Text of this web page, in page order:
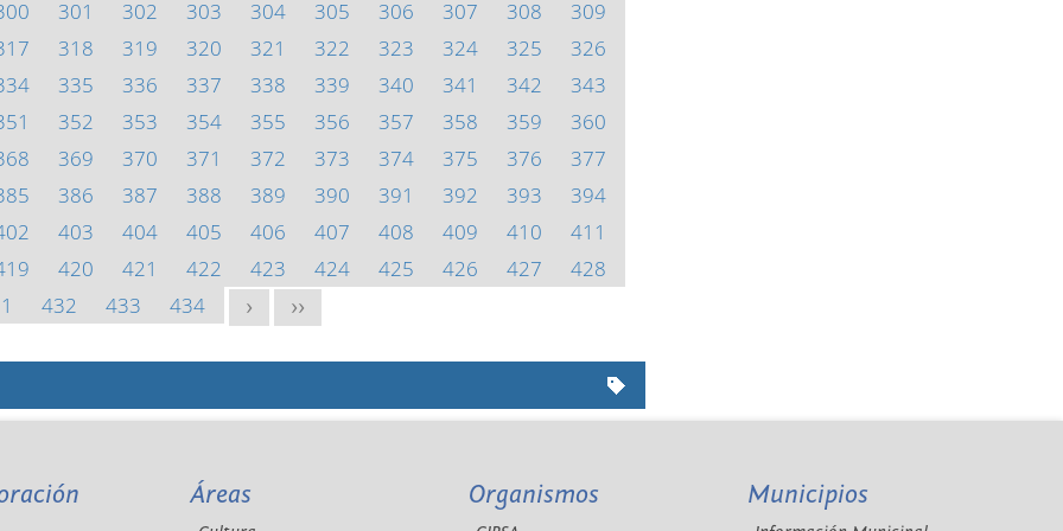
301 302 303 304 305 306 307 308
309
318 319 320 321 322 323 324 325
326
335 336 337 338 339 340 341 342
343
352 353 354 355 356 357 358 359
360
369 370 371 372 373 374 375 376
377
386 387 388 389 390 391 392 393
394
403 404 405 406 407 408 409 410
411
420 421 422 423 424 425 426 427
428
432 433 434 > >>
Áreas Organismos Municipios